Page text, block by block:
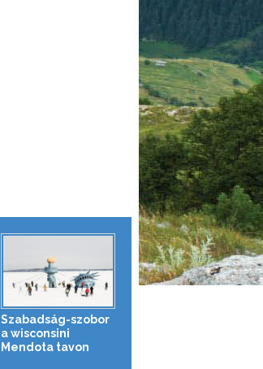
Szabadság-szobor
a wisconsini
Mendota tavon